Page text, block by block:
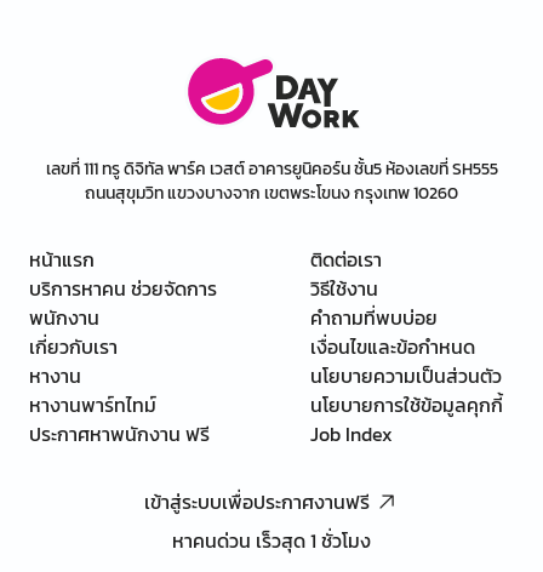
เลขที่ 111 ทรู ดิจิทัล พาร์ค เวสต์ อาคารยูนิคอร์น ชั้น5 ห้องเลขที่ SH555
ถนนสุขุมวิท แขวงบางจาก เขตพระโขนง กรุงเทพ 10260
หน้าแรก
บริการหาคน ช่วยจัดการ
พนักงาน
เกี่ยวกับเรา
หางาน
หางานพาร์ทไทม์
ประกาศหาพนักงาน ฟรี
ติดต่อเรา
วิธีใช้งาน
คำถามที่พบบ่อย
เงื่อนไขและข้อกำหนด
นโยบายความเป็นส่วนตัว
นโยบายการใช้ข้อมูลคุกกี้
Job Index
เข้าสู่ระบบเพื่อประกาศงานฟรี
หาคนด่วน เร็วสุด 1 ชั่วโมง